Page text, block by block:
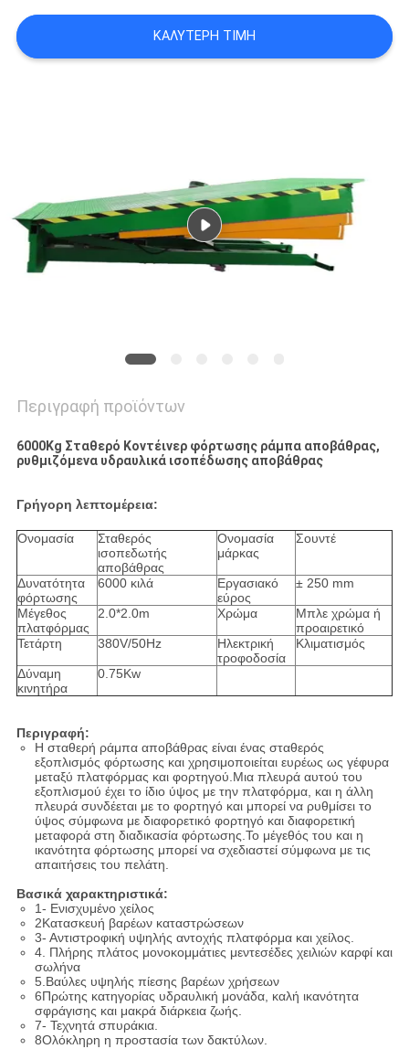
SITEMAP
ΚΑΛΎΤΕΡΗ ΤΙΜΉ
Περιγραφή προϊόντων
6000Kg Σταθερό Κοντέινερ φόρτωσης ράμπα αποβάθρας,
ρυθμιζόμενα υδραυλικά ισοπέδωσης αποβάθρας
Γρήγορη λεπτομέρεια:
Ονομασία
Σταθερός
ισοπεδωτής
αποβάθρας
Ονομασία
μάρκας
Σουντέ
Δυνατότητα
φόρτωσης
6000 κιλά
Εργασιακό
εύρος
± 250 mm
Μέγεθος
πλατφόρμας
2.0*2.0m Χρώμα
Μπλε χρώμα ή
προαιρετικό
Τετάρτη
380V/50Hz
Ηλεκτρική
τροφοδοσία
Κλιματισμός
Δύναμη
κινητήρα
0.75Kw
Περιγραφή:
Η σταθερή ράμπα αποβάθρας είναι ένας σταθερός
εξοπλισμός φόρτωσης και χρησιμοποιείται ευρέως ως γέφυρα
μεταξύ πλατφόρμας και φορτηγού.Μια πλευρά αυτού του
εξοπλισμού έχει το ίδιο ύψος με την πλατφόρμα, και η άλλη
πλευρά συνδέεται με το φορτηγό και μπορεί να ρυθμίσει το
ύψος σύμφωνα με διαφορετικό φορτηγό και διαφορετική
μεταφορά στη διαδικασία φόρτωσης.Το μέγεθός του και η
ικανότητα φόρτωσης μπορεί να σχεδιαστεί σύμφωνα με τις
απαιτήσεις του πελάτη.
Βασικά χαρακτηριστικά:
1- Ενισχυμένο χείλος
2Κατασκευή βαρέων καταστρώσεων
3- Αντιστροφική υψηλής αντοχής πλατφόρμα και χείλος.
4. Πλήρης πλάτος μονοκομμάτιες μεντεσέδες χειλιών καρφί και
σωλήνα
5.Βαύλες υψηλής πίεσης βαρέων χρήσεων
6Πρώτης κατηγορίας υδραυλική μονάδα, καλή ικανότητα
σφράγισης και μακρά διάρκεια ζωής.
7- Τεχνητά σπυράκια.
8Ολόκληρη η προστασία των δακτύλων.